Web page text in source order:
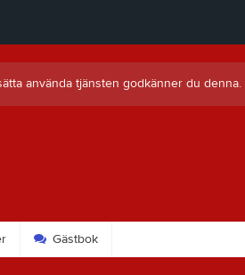
använda tjänsten godkänner du denna.
Gästbok